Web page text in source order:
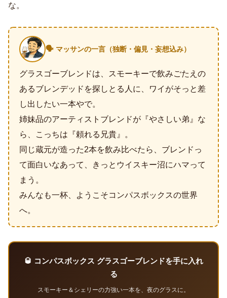
な。
🗣️ マッサンの一言（独断・偏見・妄想込み）
グラスゴーブレンドは、スモーキーで飲みごたえの
あるブレンデッドを探しとる人に、ワイがそっと差
し出したい一本やで。
姉妹品のアーティストブレンドが『やさしい弟』な
ら、こっちは『頼れる兄貴』。
同じ蔵元が造った2本を飲み比べたら、ブレンドっ
て面白いなあって、きっとウイスキー沼にハマって
まう。
みんなも一杯、ようこそコンパスボックスの世界
へ。
🥃 コンパスボックス グラスゴーブレンドを手に入れ
る
スモーキー＆シェリーの力強い一本を、夜のグラスに。